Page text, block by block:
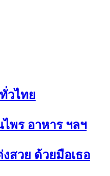
วไทย
พร อาหาร ฯลฯ
สวย ด้วยมือเธอ